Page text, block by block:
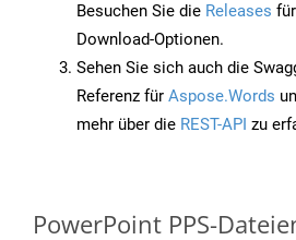
Besuchen Sie die Releases
Download-Optionen.
Sehen Sie sich auch die
Referenz für Aspose.Words
mehr über die REST-API zu
PowerPoint PPS-